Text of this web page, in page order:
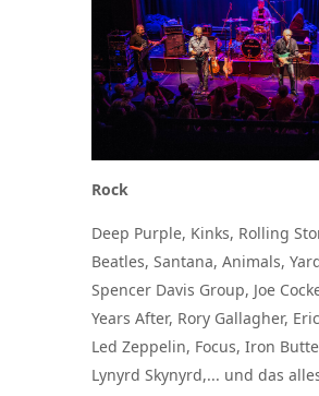
Kontakt &
Impressum
Rock
Deep Purple, Kinks, Rolling
Beatles, Santana, Animals,
Spencer Davis Group, Joe
Years After, Rory Gallagher,
Led Zeppelin, Focus, Iron
Lynyrd Skynyrd,... und das